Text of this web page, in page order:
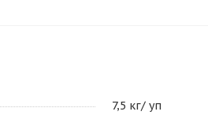
7,5 кг/ уп